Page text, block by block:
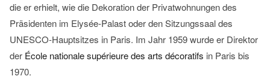
die er erhielt, wie die Dekoration der Privatwohnungen des
Präsidenten im Elysée-Palast oder den Sitzungssaal des
UNESCO-Hauptsitzes in Paris. Im Jahr 1959 wurde er Direktor
der École nationale supérieure des arts décoratifs in Paris bis
1970.
Mit
dem
Laden